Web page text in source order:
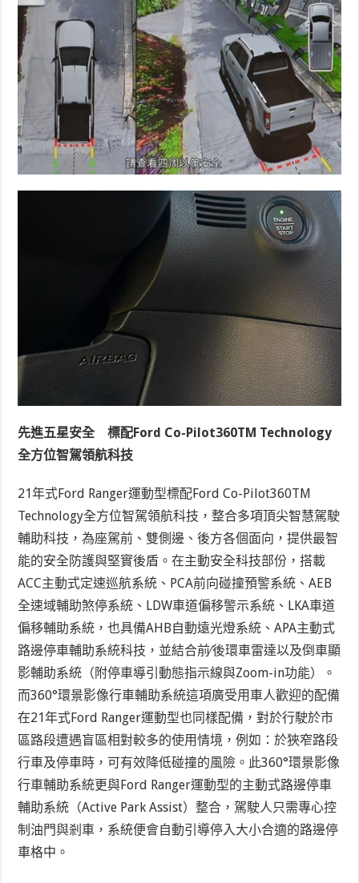
先進五星安全 標配Ford Co-Pilot360TM Technology
全方位智駕領航科技
21年式Ford Ranger運動型標配Ford Co-Pilot360TM
Technology全方位智駕領航科技，整合多項頂尖智慧駕駛
輔助科技，為座駕前、雙側邊、後方各個面向，提供最智
能的安全防護與堅實後盾。在主動安全科技部份，搭載
ACC主動式定速巡航系統、PCA前向碰撞預警系統、AEB
全速域輔助煞停系統、LDW車道偏移警示系統、LKA車道
偏移輔助系統，也具備AHB自動遠光燈系統、APA主動式
路邊停車輔助系統科技，並結合前∕後環車雷達以及倒車顯
影輔助系統（附停車導引動態指示線與Zoom-in功能）。
而360°環景影像行車輔助系統這項廣受用車人歡迎的配備
在21年式Ford Ranger運動型也同樣配備，對於行駛於市
區路段遭遇盲區相對較多的使用情境，例如：於狹窄路段
行車及停車時，可有效降低碰撞的風險。此360°環景影像
行車輔助系統更與Ford Ranger運動型的主動式路邊停車
輔助系統（Active Park Assist）整合，駕駛人只需專心控
制油門與剎車，系統便會自動引導停入大小合適的路邊停
車格中。